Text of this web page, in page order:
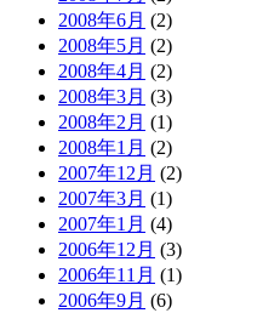
2008年6月 (2)
2008年5月 (2)
2008年4月 (2)
2008年3月 (3)
2008年2月 (1)
2008年1月 (2)
2007年12月 (2)
2007年3月 (1)
2007年1月 (4)
2006年12月 (3)
2006年11月 (1)
2006年9月 (6)